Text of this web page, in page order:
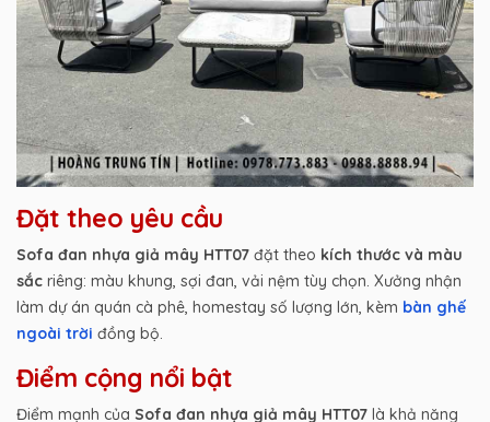
Đặt theo yêu cầu
Sofa đan nhựa giả mây HTT07 đặt theo kích thước và màu
sắc riêng: màu khung, sợi đan, vải nệm tùy chọn. Xưởng nhận
làm dự án quán cà phê, homestay số lượng lớn, kèm bàn ghế
ngoài trời đồng bộ.
Điểm cộng nổi bật
Điểm mạnh của Sofa đan nhựa giả mây HTT07 là khả năng